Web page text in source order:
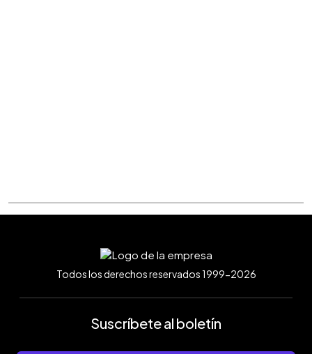
Todos los derechos reservados 1999-2026
Suscríbete al boletín